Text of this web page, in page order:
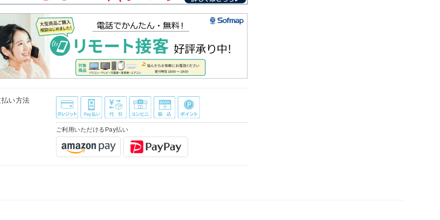
い方法
ご利用いただけるPay払い